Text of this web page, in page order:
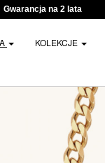
Gwarancja na 2 lata
KOLEKCJE